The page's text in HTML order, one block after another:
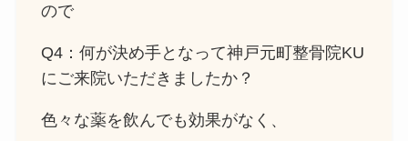
ので
Q4：何が決め手となって神戸元町整骨院KU
にご来院いただきましたか？
色々な薬を飲んでも効果がなく、